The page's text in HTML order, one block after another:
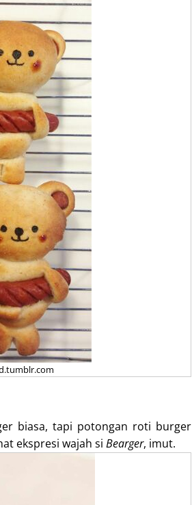
biasa, tapi potongan roti burger
ekspresi wajah si Bearger, imut.